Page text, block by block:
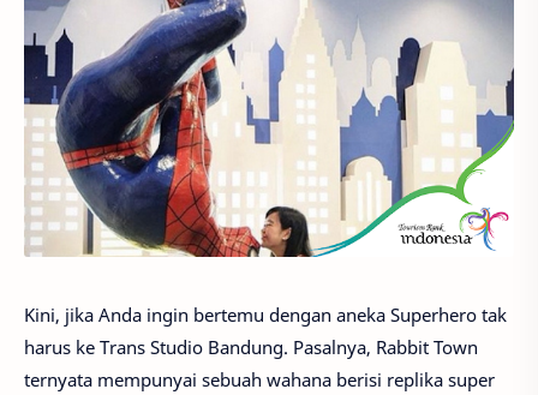
Kini, jika Anda ingin bertemu dengan aneka Superhero tak
harus ke Trans Studio Bandung. Pasalnya, Rabbit Town
ternyata mempunyai sebuah wahana berisi replika super